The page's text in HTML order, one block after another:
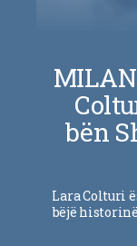
bën
Lara Colturi
bëjë